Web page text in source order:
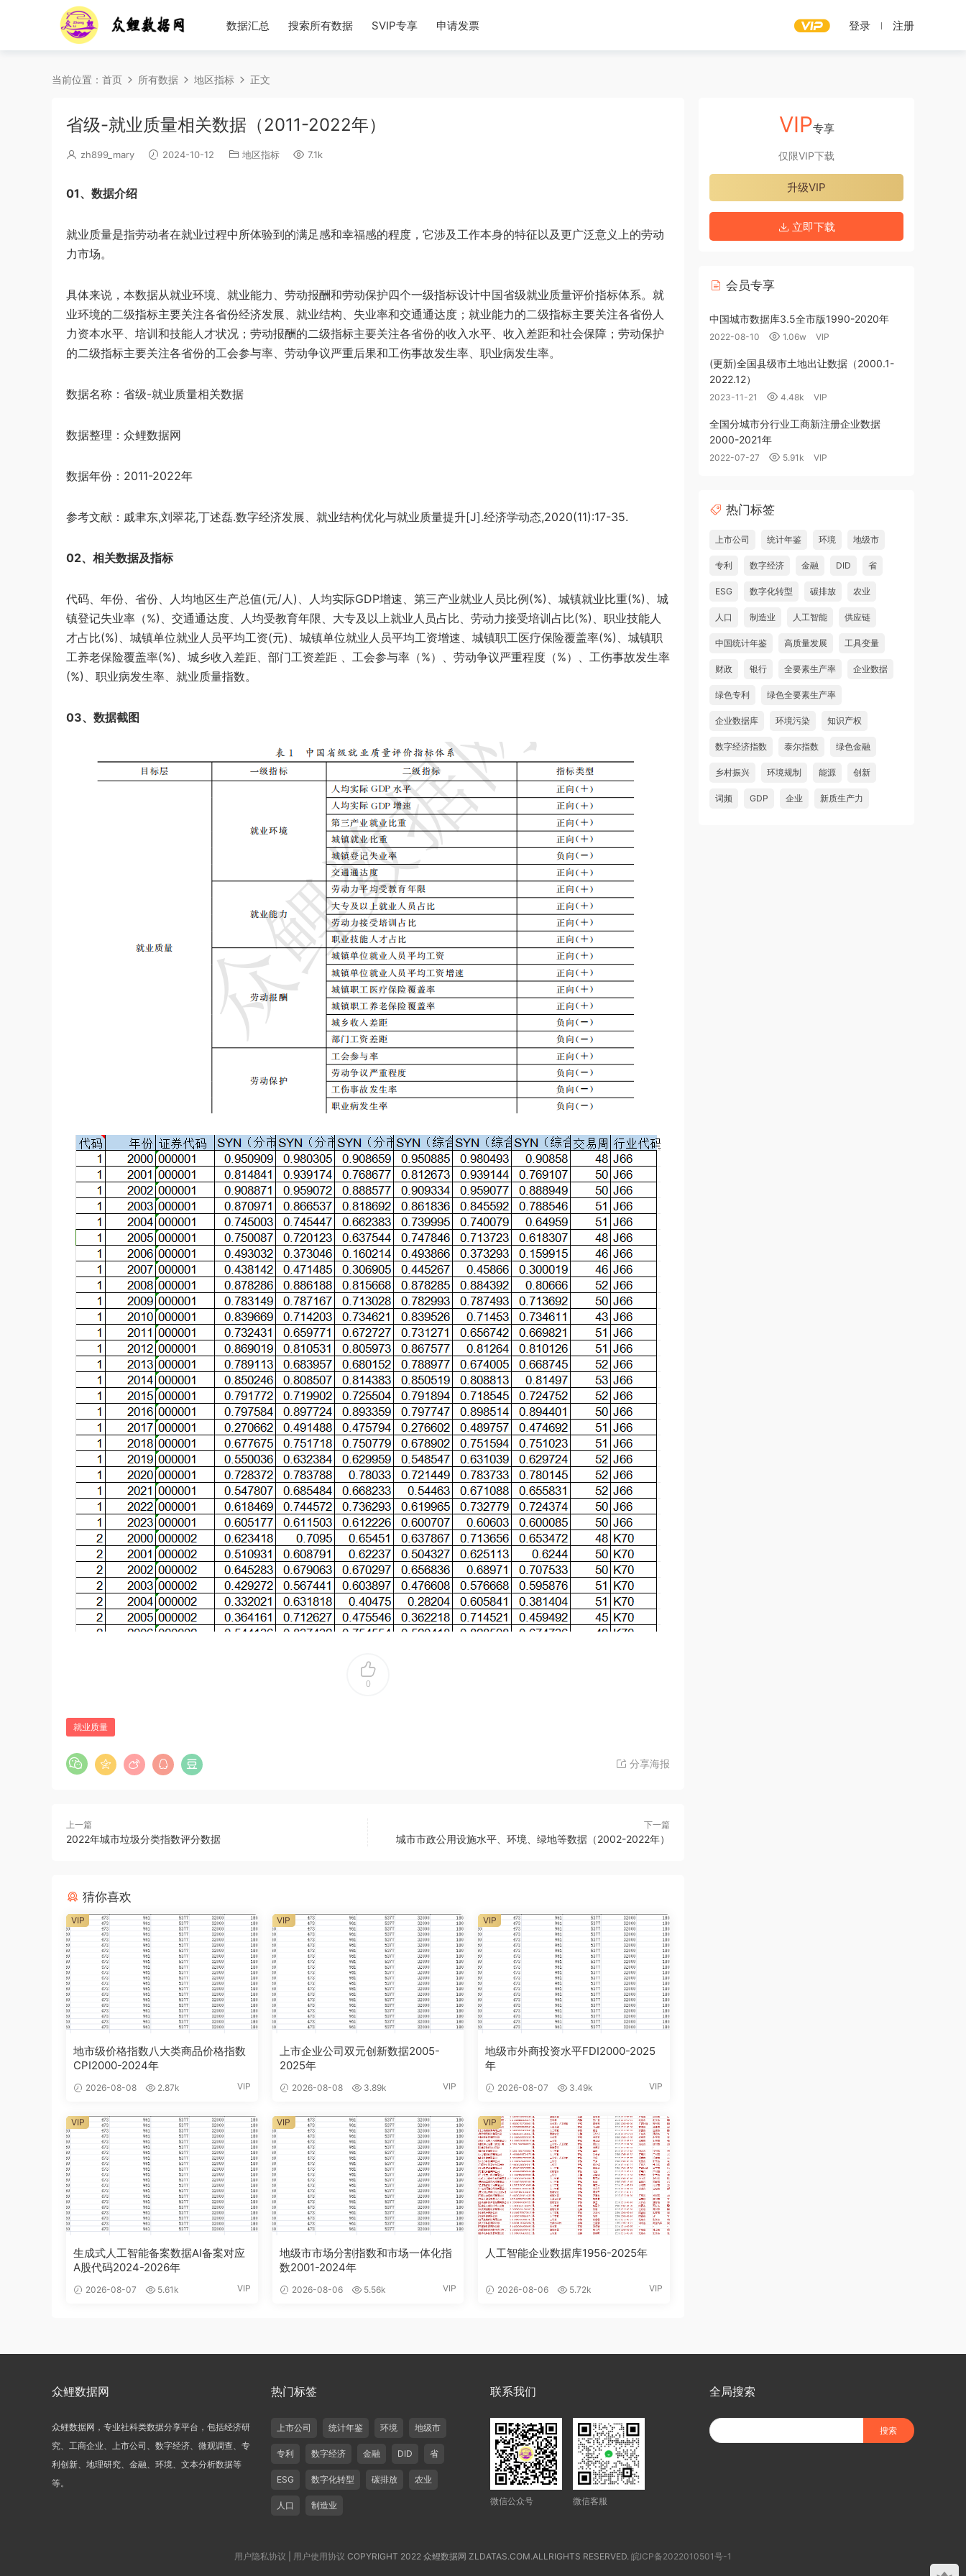
数据汇总 搜索所有数据 SVIP专享 申请发票 登录 注册
当前位置： 首页 所有数据 地区指标 正文
省级-就业质量相关数据（2011-2022年）
zh899_mary 2024-10-12 地区指标 7.1k
01、数据介绍
就业质量是指劳动者在就业过程中所体验到的满足感和幸福感的程度，它涉及工作本身的特征以及更广泛意义上的劳动
力市场。
具体来说，本数据从就业环境、就业能力、劳动报酬和劳动保护四个一级指标设计中国省级就业质量评价指标体系。就
业环境的二级指标主要关注各省份经济发展、就业结构、失业率和交通通达度；就业能力的二级指标主要关注各省份人
力资本水平、培训和技能人才状况；劳动报酬的二级指标主要关注各省份的收入水平、收入差距和社会保障；劳动保护
的二级指标主要关注各省份的工会参与率、劳动争议严重后果和工伤事故发生率、职业病发生率。
数据名称：省级-就业质量相关数据
数据整理：众鲤数据网
数据年份：2011-2022年
参考文献：戚聿东,刘翠花,丁述磊.数字经济发展、就业结构优化与就业质量提升[J].经济学动态,2020(11):17-35.
02、相关数据及指标
代码、年份、省份、人均地区生产总值(元/人)、人均实际GDP增速、第三产业就业人员比例(%)、城镇就业比重(%)、城
镇登记失业率（%)、交通通达度、人均受教育年限、大专及以上就业人员占比、劳动力接受培训占比(%)、职业技能人
才占比(%)、城镇单位就业人员平均工资(元)、城镇单位就业人员平均工资增速、城镇职工医疗保险覆盖率(%)、城镇职
工养老保险覆盖率(%)、城乡收入差距、部门工资差距 、工会参与率（%）、劳动争议严重程度（%）、工伤事故发生率
(%)、职业病发生率、就业质量指数。
03、数据截图
0
就业质量
分享海报
上一篇
2022年城市垃圾分类指数评分数据
下一篇
城市市政公用设施水平、环境、绿地等数据（2002-2022年）
猜你喜欢
地市级价格指数八大类商品价格指数
CPI2000-2024年
2026-08-08 2.87k VIP
VIP
上市企业公司双元创新数据2005-
2025年
2026-08-08 3.89k VIP
VIP
地级市外商投资水平FDI2000-2025
年
2026-08-07 3.49k VIP
VIP
生成式人工智能备案数据AI备案对应
A股代码2024-2026年
2026-08-07 5.61k VIP
VIP
地级市市场分割指数和市场一体化指
数2001-2024年
2026-08-06 5.56k VIP
VIP
人工智能企业数据库1956-2025年
2026-08-06 5.72k VIP
VIP
VIP专享
仅限VIP下载
升级VIP
立即下载
会员专享
中国城市数据库3.5全市版1990-2020年
2022-08-10 1.06w VIP
(更新)全国县级市土地出让数据（2000.1-
2022.12）
2023-11-21 4.48k VIP
全国分城市分行业工商新注册企业数据
2000-2021年
2022-07-27 5.91k VIP
热门标签
上市公司 统计年鉴 环境 地级市
专利 数字经济 金融 DID 省
ESG 数字化转型 碳排放 农业
人口 制造业 人工智能 供应链
中国统计年鉴 高质量发展 工具变量
财政 银行 全要素生产率 企业数据
绿色专利 绿色全要素生产率
企业数据库 环境污染 知识产权
数字经济指数 泰尔指数 绿色金融
乡村振兴 环境规制 能源 创新
词频 GDP 企业 新质生产力
众鲤数据网
众鲤数据网，专业社科类数据分享平台，包括经济研
究、工商企业、上市公司、数字经济、微观调查、专
利创新、地理研究、金融、环境、文本分析数据等
等。
热门标签
上市公司 统计年鉴 环境 地级市
专利 数字经济 金融 DID 省
ESG 数字化转型 碳排放 农业
人口 制造业
联系我们
微信公众号 微信客服
全局搜索
用户隐私协议 用户使用协议 COPYRIGHT 2022 众鲤数据网 ZLDATAS.COM.ALLRIGHTS RESERVED. 皖ICP备2022010501号-1